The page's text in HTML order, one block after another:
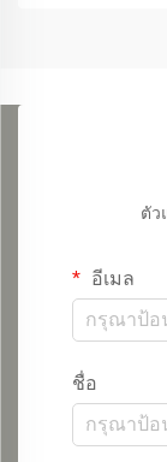
ตัว
อีเมล
ชื่อ